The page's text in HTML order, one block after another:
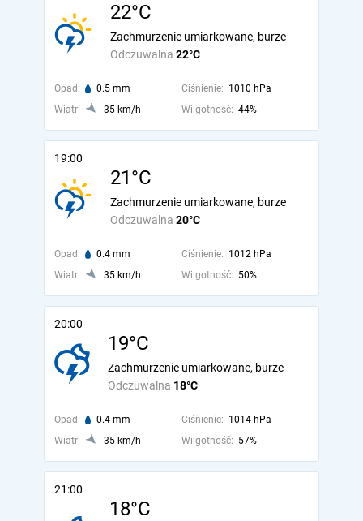
22°C
Odczuwalna 22°C
Zachmurzenie umiarkowane, burze
Opad: 0.5 mm Ciśnienie: 1010 hPa
Wiatr:
35 km/h Wilgotność: 44%
19:00
21°C
Odczuwalna 20°C
Zachmurzenie umiarkowane, burze
Opad: 0.4 mm Ciśnienie: 1012 hPa
Wiatr:
35 km/h Wilgotność: 50%
20:00
19°C
Odczuwalna 18°C
Zachmurzenie umiarkowane, burze
Opad: 0.4 mm Ciśnienie: 1014 hPa
Wiatr:
35 km/h Wilgotność: 57%
21:00
18°C